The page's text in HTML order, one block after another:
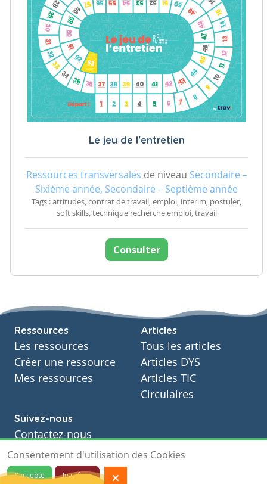
Le jeu de l'entretien
Ressources transversales de niveau Secondaire –
Sixième année, Secondaire – Septième année
Tags : attitudes, contrat de travail, emploi, interim, postuler,
soft skills, technique recherche emploi, travail
Consulter
Ressources
Les ressources
Créer une ressource
Mes ressources
Articles
Tous les articles
Articles DYS
Articles TIC
Circulaires
Suivez-nous
Contactez-nous
Soutien scolaire
Notre page Facebook
Consentement d'utilisation des Cookies
J'accepte Je refuse